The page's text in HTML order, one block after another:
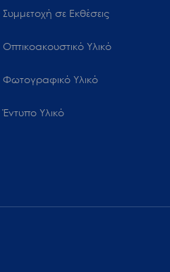
Συμμετοχή σε Εκθέσεις
Οπτικοακουστικό Υλικό
Φωτογραφικό Υλικό
Έντυπο Υλικό